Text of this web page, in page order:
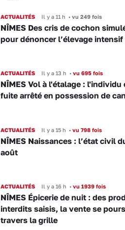
ACTUALITÉS Il y a 11 h •vu 249 fois
NÎMES Des cris de cochon
pour dénoncer l’élevage intensif
ACTUALITÉS Il y a 13 h •vu 695 fois
NÎMES Vol à l'étalage : l'individu
fuite arrêté en possession de
ACTUALITÉS Il y a 15 h •vu 798 fois
NÎMES Naissances : l’état civil
août
ACTUALITÉS Il y a 16 h •vu 1939 fois
NÎMES Épicerie de nuit : des
interdits saisis, la vente se
travers la grille